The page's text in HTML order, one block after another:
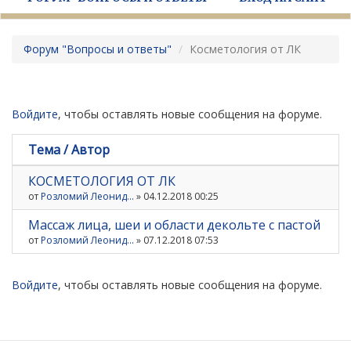
Форум "Вопросы и ответы" Косметология от ЛК
Войдите, чтобы оставлять новые сообщения на форуме.
Тема / Автор
КОСМЕТОЛОГИЯ ОТ ЛК
от Розломий Леонид... » 04.12.2018 00:25
Массаж лица, шеи и области декольте с пастой
от Розломий Леонид... » 07.12.2018 07:53
Войдите, чтобы оставлять новые сообщения на форуме.